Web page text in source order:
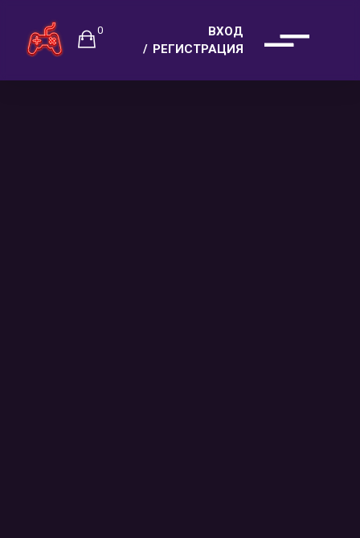
0
ВХОД
РЕГИСТРАЦИЯ